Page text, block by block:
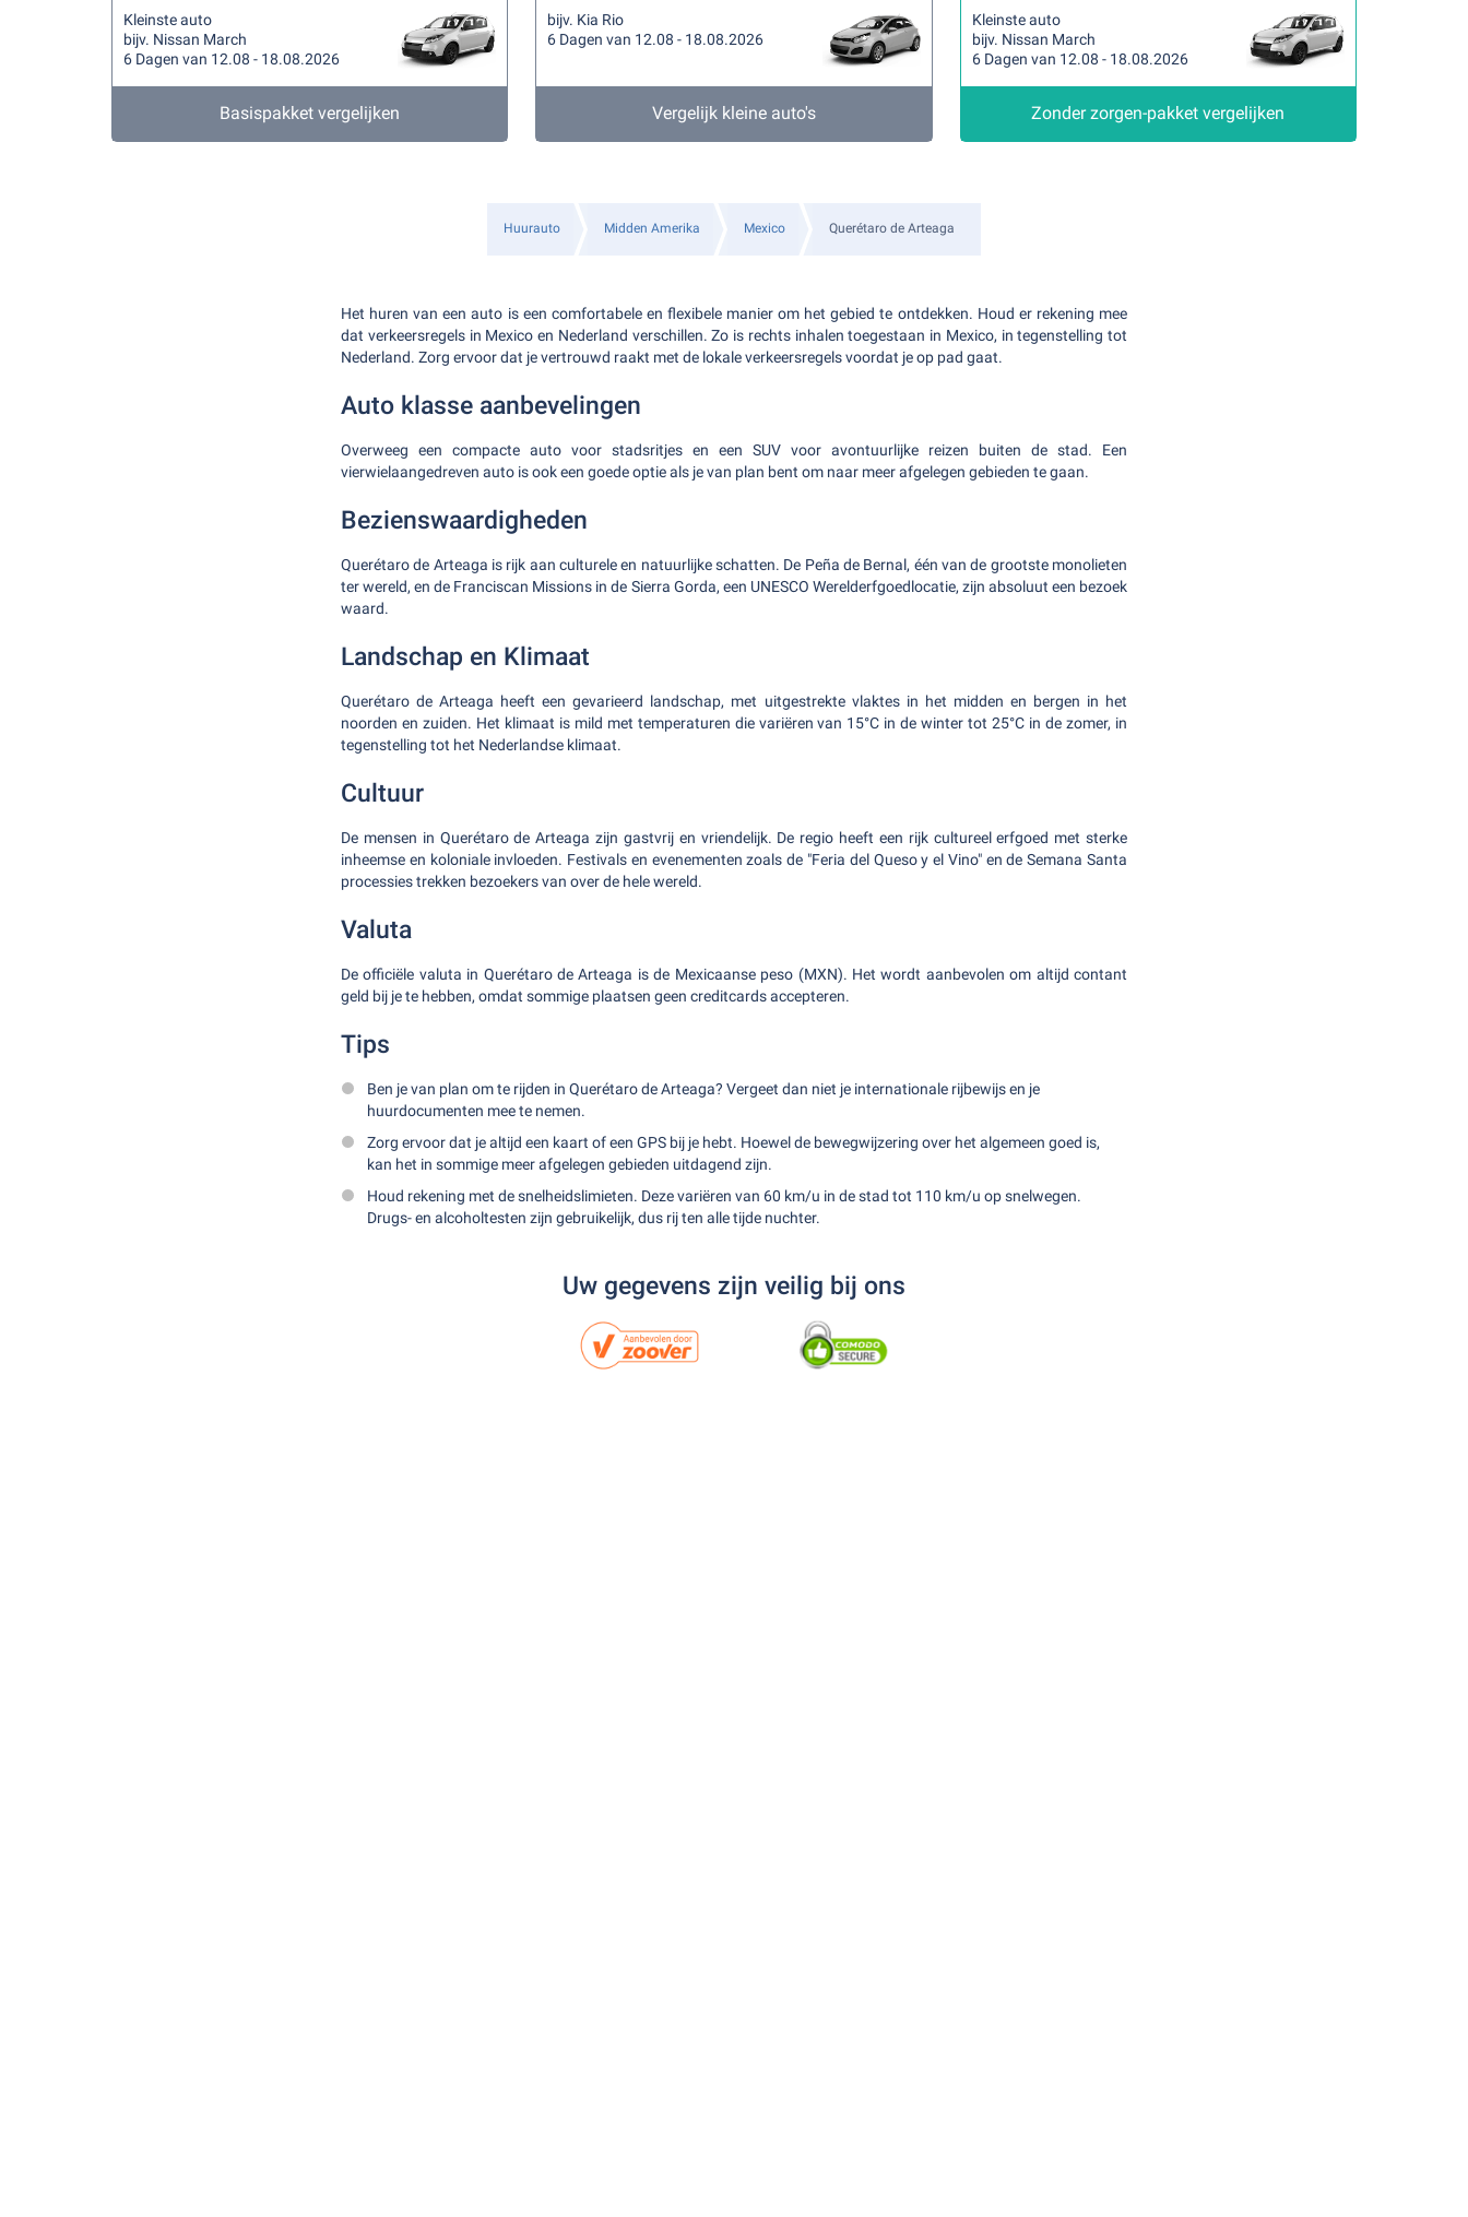
Kleinste auto
bijv. Nissan March
6 Dagen van 12.08 - 18.08.2026
Basispakket vergelijken
bijv. Kia Rio
6 Dagen van 12.08 - 18.08.2026
Vergelijk kleine auto's
Kleinste auto
bijv. Nissan March
6 Dagen van 12.08 - 18.08.2026
Zonder zorgen-pakket vergelijken
Huurauto Midden Amerika Mexico Querétaro de Arteaga
Het huren van een auto is een comfortabele en flexibele manier om het gebied te ontdekken. Houd er rekening mee
dat verkeersregels in Mexico en Nederland verschillen. Zo is rechts inhalen toegestaan in Mexico, in tegenstelling tot
Nederland. Zorg ervoor dat je vertrouwd raakt met de lokale verkeersregels voordat je op pad gaat.
Auto klasse aanbevelingen
Overweeg een compacte auto voor stadsritjes en een SUV voor avontuurlijke reizen buiten de stad. Een
vierwielaangedreven auto is ook een goede optie als je van plan bent om naar meer afgelegen gebieden te gaan.
Bezienswaardigheden
Querétaro de Arteaga is rijk aan culturele en natuurlijke schatten. De Peña de Bernal, één van de grootste monolieten
ter wereld, en de Franciscan Missions in de Sierra Gorda, een UNESCO Werelderfgoedlocatie, zijn absoluut een bezoek
waard.
Landschap en Klimaat
Querétaro de Arteaga heeft een gevarieerd landschap, met uitgestrekte vlaktes in het midden en bergen in het
noorden en zuiden. Het klimaat is mild met temperaturen die variëren van 15°C in de winter tot 25°C in de zomer, in
tegenstelling tot het Nederlandse klimaat.
Cultuur
De mensen in Querétaro de Arteaga zijn gastvrij en vriendelijk. De regio heeft een rijk cultureel erfgoed met sterke
inheemse en koloniale invloeden. Festivals en evenementen zoals de "Feria del Queso y el Vino" en de Semana Santa
processies trekken bezoekers van over de hele wereld.
Valuta
De officiële valuta in Querétaro de Arteaga is de Mexicaanse peso (MXN). Het wordt aanbevolen om altijd contant
geld bij je te hebben, omdat sommige plaatsen geen creditcards accepteren.
Tips
Ben je van plan om te rijden in Querétaro de Arteaga? Vergeet dan niet je internationale rijbewijs en je
huurdocumenten mee te nemen.
Zorg ervoor dat je altijd een kaart of een GPS bij je hebt. Hoewel de bewegwijzering over het algemeen goed is,
kan het in sommige meer afgelegen gebieden uitdagend zijn.
Houd rekening met de snelheidslimieten. Deze variëren van 60 km/u in de stad tot 110 km/u op snelwegen.
Drugs- en alcoholtesten zijn gebruikelijk, dus rij ten alle tijde nuchter.
Uw gegevens zijn veilig bij ons